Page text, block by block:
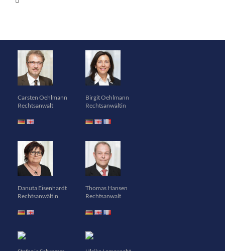
Carsten Oehlmann
Rechtsanwalt
Birgit Oehlmann
Rechtsanwältin
Danuta Eisenhardt
Rechtsanwältin
Thomas Hansen
Rechtsanwalt